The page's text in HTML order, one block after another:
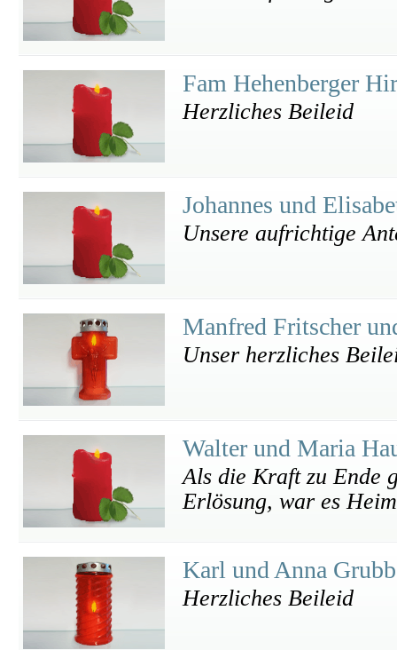
Fam Hehenberger
Herzliches Beileid
Johannes und
Unsere aufrichtige
Manfred Fritscher
Unser herzliches
Walter und Maria
Als die Kraft zu Ende
Erlösung, war es
Karl und Anna
Herzliches Beileid